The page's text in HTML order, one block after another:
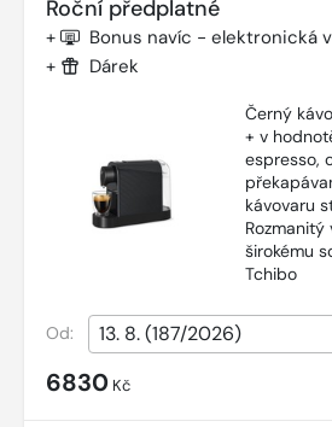
Roční předplatné
+ Bonus navíc - elektronická
+ Dárek
Černý
+ v
espresso,
kávovaru
širokému
Tchibo
Od:
6830 Kč